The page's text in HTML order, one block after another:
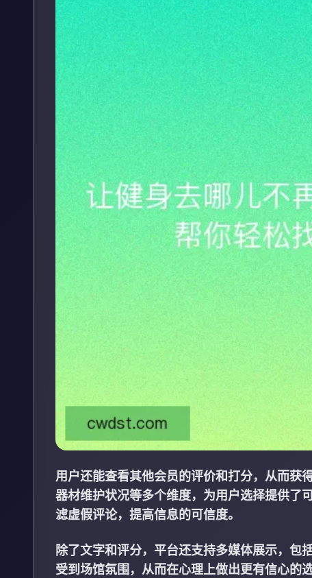
用户还能查看其他会员的评价和打分，从而获
器材维护状况等多个维度，为用户选择提供了
滤虚假评论，提高信息的可信度。
除了文字和评分，平台还支持多媒体展示，包
受到场馆氛围，从而在心理上做出更有信心的